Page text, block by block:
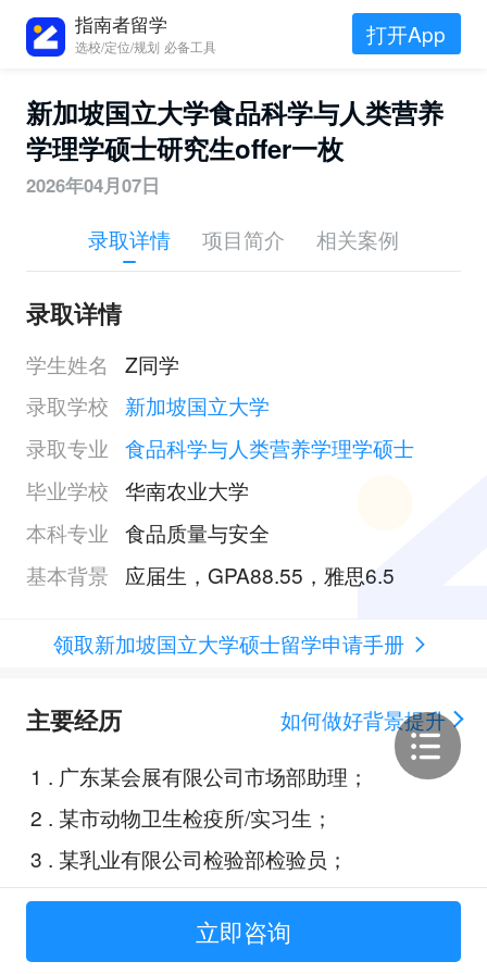
指南者留学
选校/定位/规划 必备工具 打开App
新加坡国立大学食品科学与人类营养
学理学硕士研究生offer一枚
2026年04月07日
录取详情 项目简介 相关案例
录取详情
学生姓名
Z同学
录取学校
新加坡国立大学
录取专业 食品科学与人类营养学理学硕士
毕业学校 华南农业大学
本科专业 食品质量与安全
基本背景
应届生，GPA88.55，雅思6.5
领取新加坡国立大学硕士留学申请手册
主要经历
如何做好背景提升
1 . 广东某会展有限公司市场部助理；
2 . 某市动物卫生检疫所/实习生；
3 . 某乳业有限公司检验部检验员；
4.大学生创新创业比赛：快速检测动
物源性食品中某残留的免疫分析方
立即咨询